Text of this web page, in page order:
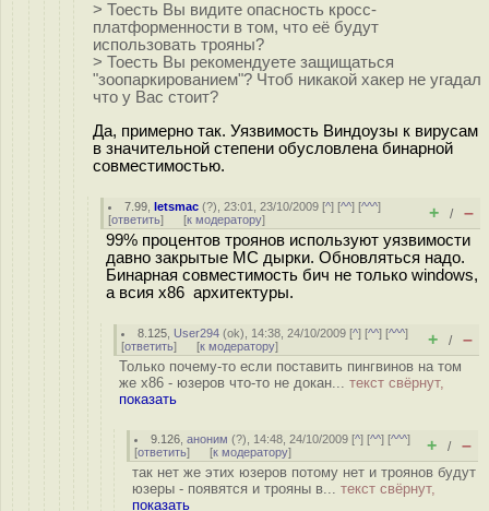
> Тоесть Вы видите опасность кросс-
платформенности в том, что её будут
использовать трояны?
> Тоесть Вы рекомендуете защищаться
"зоопаркированием"? Чтоб никакой хакер не угадал
что у Вас стоит?
Да, примерно так. Уязвимость Виндоузы к вирусам
в значительной степени обусловлена бинарной
совместимостью.
7.99 ,letsmac (?), 23:01, 23/10/2009 [^] [^^] [^^^]
[ответить] [к модератору] + / –
99% процентов троянов используют уязвимости
давно закрытые MC дырки. Обновляться надо.
Бинарная совместимость бич не только windows,
а всия x86 архитектуры.
8.125 User294 (ok), 14:38, 24/10/2009 [^] [^^] [^^^]
[ответить] [к модератору] + / –
Только почему-то если поставить пингвинов на том
же x86 - юзеров что-то не докан... текст свёрнут,
показать
9.126 ,аноним (?), 14:48, 24/10/2009 [^] [^^] [^^^]
[ответить] [к модератору] + / –
так нет же этих юзеров потому нет и троянов будут
юзеры - появятся и трояны в... текст свёрнут,
показать